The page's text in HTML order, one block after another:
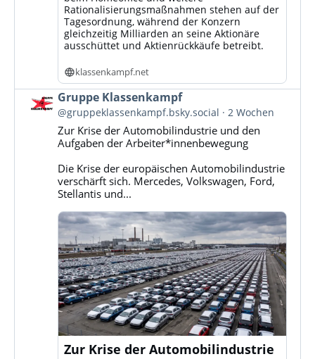
Rationalisierungsmaßnahmen stehen auf der
Tagesordnung, während der Konzern
gleichzeitig Milliarden an seine Aktionäre
ausschüttet und Aktienrückkäufe betreibt.
klassenkampf.net
Beitrag
von
Gruppe
Klassenkampf
Bluesky
ansehen
Gruppe Klassenkampf
@gruppeklassenkampf.bsky.social 2 Wochen
Zur Krise der Automobilindustrie und den
Aufgaben der Arbeiter*innenbewegung
Die Krise der europäischen Automobilindustrie
verschärft sich. Mercedes, Volkswagen, Ford,
Stellantis und...
Zur Krise der Automobilindustrie